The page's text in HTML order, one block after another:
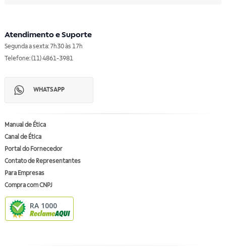
Atendimento e Suporte
Segunda a sexta: 7h30 às 17h
Telefone: (11) 4861-3981
WHATSAPP
Manual de Ética
Canal de Ética
Portal do Fornecedor
Contato de Representantes
Para Empresas
Compra com CNPJ
RA 1000